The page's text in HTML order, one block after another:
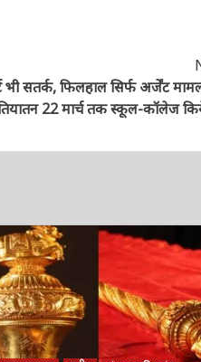
भी सतर्क, फिलहाल सिर्फ अर्जेंट
22 मार्च तक स्कूल-कॉलेज